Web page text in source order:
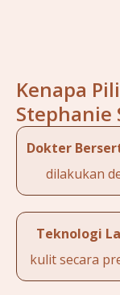
Kenapa
Stephanie
Dokter
dilakukan
Teknologi
kulit secara